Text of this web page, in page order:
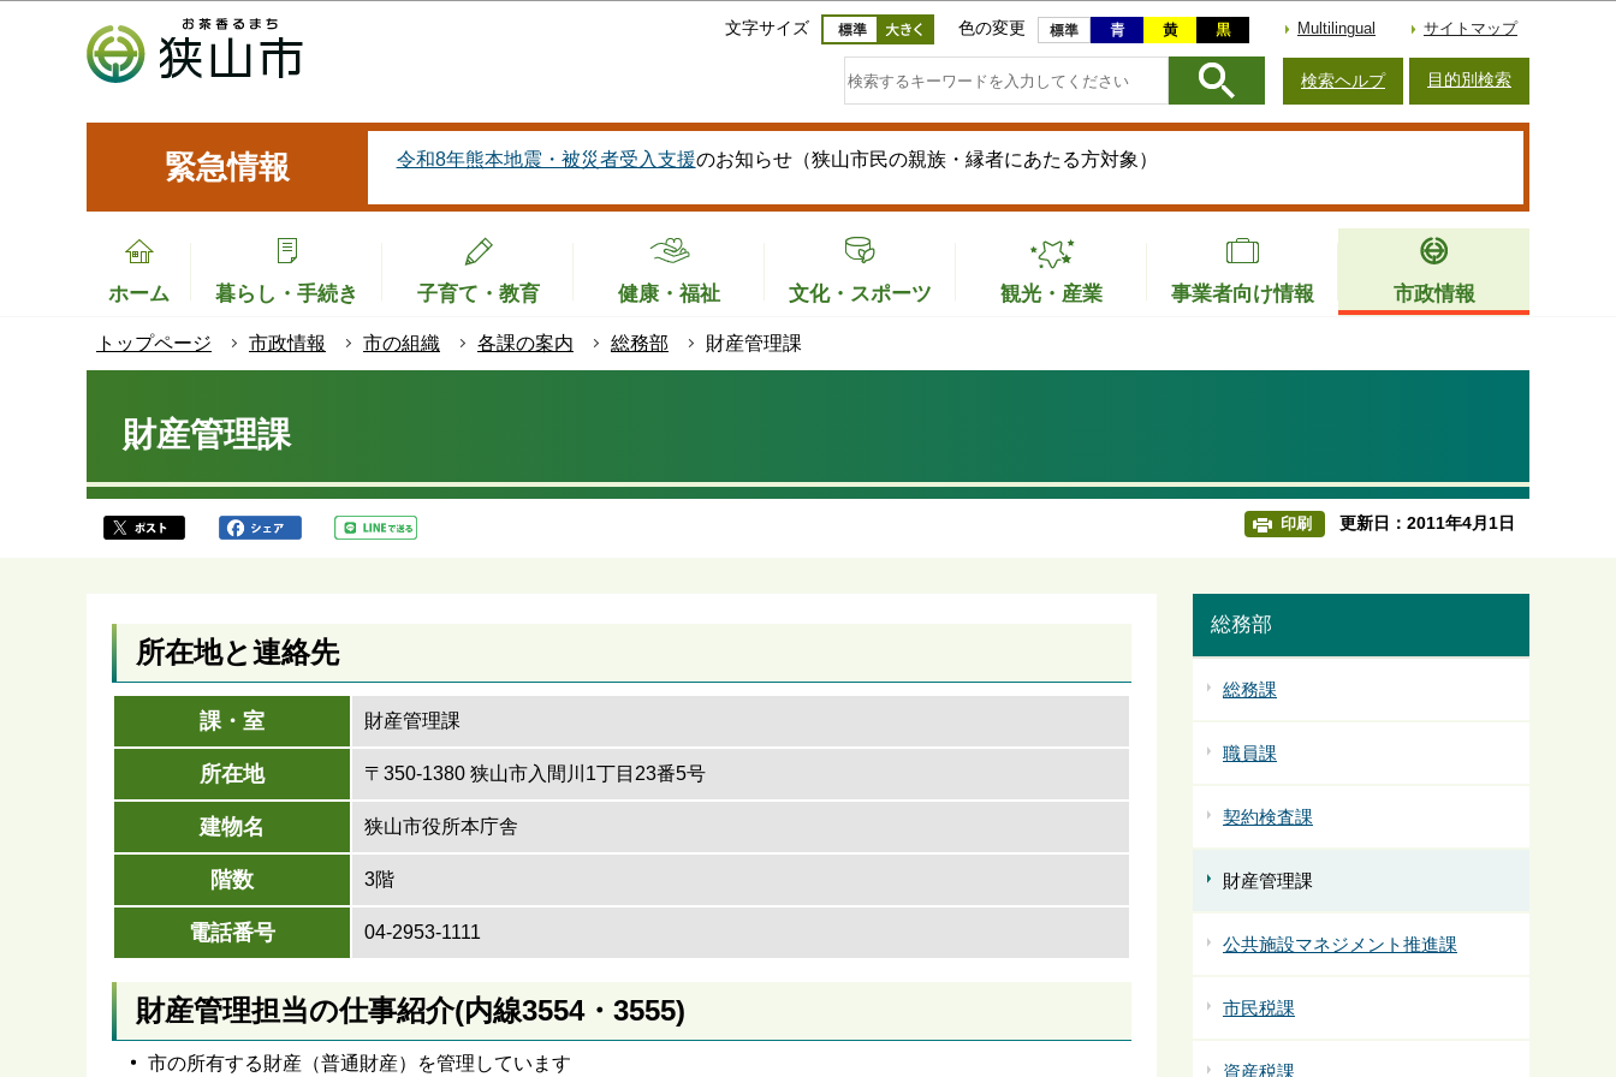
このページの本文へ移動
文字サイズ 色の変更 Multilingual サイトマップ
検索ヘルプ 目的別検索
緊急情報 令和8年熊本地震・被災者受入支援のお知らせ（狭山市民の親族・縁者にあたる方対象）
ホーム 暮らし・手続き 子育て・教育 健康・福祉 文化・スポーツ 観光・産業 事業者向け情報 市政情報
トップページ 市政情報 市の組織 各課の案内 総務部 財産管理課
財産管理課
印刷 更新日：2011年4月1日
所在地と連絡先
課・室 財産管理課
所在地 〒350-1380 狭山市入間川1丁目23番5号
建物名 狭山市役所本庁舎
階数 3階
電話番号 04-2953-1111
財産管理担当の仕事紹介(内線3554・3555)
市の所有する財産（普通財産）を管理しています
総務部
総務課
職員課
契約検査課
財産管理課
公共施設マネジメント推進課
市民税課
資産税課